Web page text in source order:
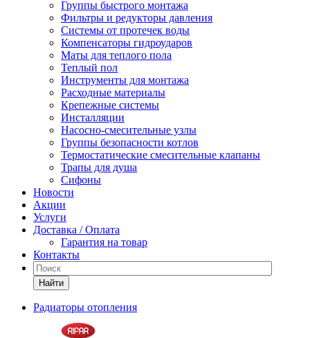
Группы быстрого монтажа
Фильтры и редукторы давления
Системы от протечек воды
Компенсаторы гидроударов
Маты для теплого пола
Теплый пол
Инструменты для монтажа
Расходные материалы
Крепежные системы
Инсталляции
Насосно-смесительные узлы
Группы безопасности котлов
Термостатические смесительные клапаны
Трапы для душа
Сифоны
Новости
Акции
Услуги
Доставка / Оплата
Гарантия на товар
Контакты
Найти
Радиаторы отопления